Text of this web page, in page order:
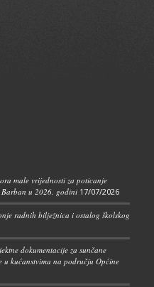
male vrijednosti za poticanje
u 2026. godini 17/07/2026
radnih bilježnica i ostalog školskog
dokumentacije za sunčane
u kućanstvima na području Općine